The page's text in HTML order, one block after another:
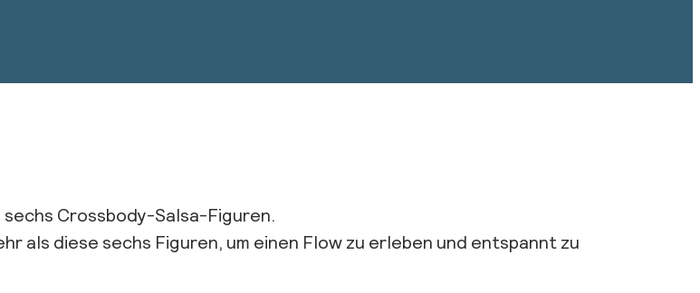
Crossbody-Salsa-Figuren.
als diese sechs Figuren, um einen Flow zu erleben und entspannt zu